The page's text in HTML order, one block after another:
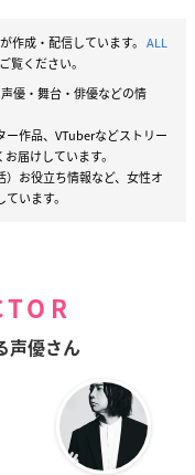
作成・配信しています。 ALL
覧ください。
優・舞台・俳優などの情
作品、VTuberなどストリー
届けしています。
お役立ち情報など、女性オ
います。
声優さん